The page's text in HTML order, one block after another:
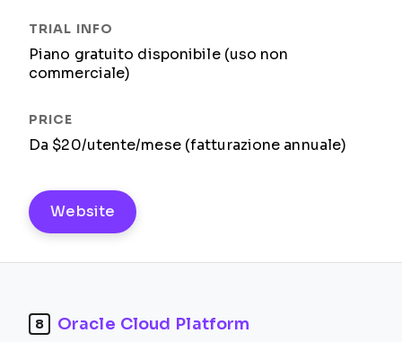
Piano gratuito disponibile (uso non
commerciale)
Da $20/utente/mese (fatturazione annuale)
Website
8 Oracle Cloud Platform